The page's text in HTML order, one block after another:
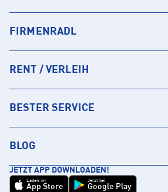
FIRMENRADL
RENT / VERLEIH
BESTER SERVICE
BLOG
JETZT APP DOWNLOADEN!
Laden im
App Store
Jetzt bei
Google Play